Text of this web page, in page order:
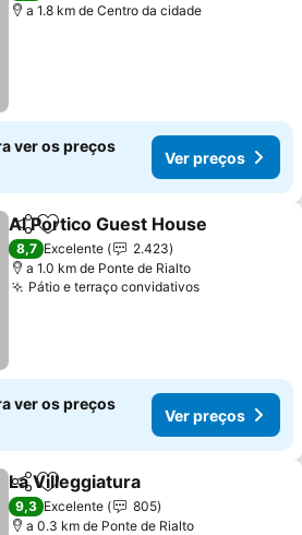
a 1.8 km de Centro da cidade
ver os preços
Ver preços
PartilharAdicionar aos favoritos
Al Portico Guest House
8,7 Excelente
2.423
a 1.0 km de Ponte de Rialto
Pátio e terraço convidativosVer preços
ver os preços
Ver preços
PartilharAdicionar aos favoritos
La Villeggiatura
9,3 Excelente
805
a 0.3 km de Ponte de Rialto